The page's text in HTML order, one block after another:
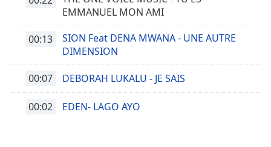
EMMANUEL MON AMI
00:13
SION Feat DENA MWANA - UNE AUTRE
DIMENSION
00:07 DEBORAH LUKALU - JE SAIS
00:02 EDEN- LAGO AYO